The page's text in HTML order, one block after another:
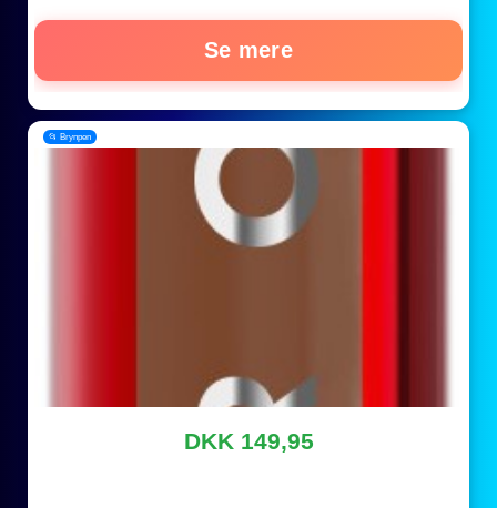
Se mere
📂 Brynpen
DKK 149,95